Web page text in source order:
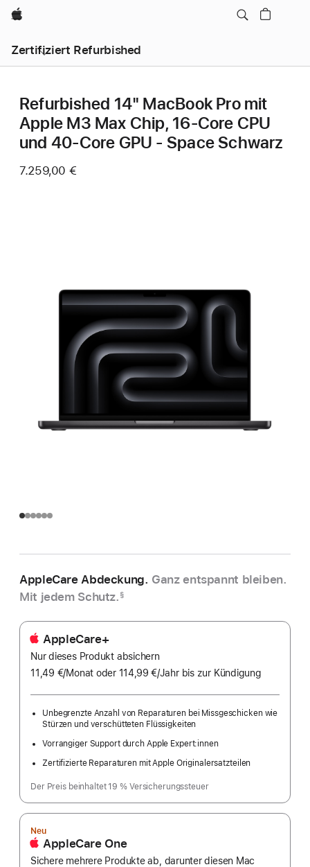
Apple
Zertifiziert Refurbished
Refurbished 14" MacBook Pro mit
Apple M3 Max Chip, 16‑Core CPU
und 40‑Core GPU - Space Schwarz
7.259,00 €
AppleCare Abdeckung. Ganz entspannt bleiben.
Mit jedem Schutz. §
AppleCare+
Nur dieses Produkt absichern
11,49 €/Monat pro
oder 114,99 €/Jahr Pro
bis zur Kündigung
Unbegrenzte Anzahl von Reparaturen bei Missgeschicken wie
Stürzen und verschütteten Flüssigkeiten
Vorrangiger Support durch Apple Expert:innen
Zertifizierte Reparaturen mit Apple Originalersatzteilen
Der Preis beinhaltet 19 % Versicherungssteuer
Neu
AppleCare One
Sichere mehrere Produkte ab, darunter diesen Mac